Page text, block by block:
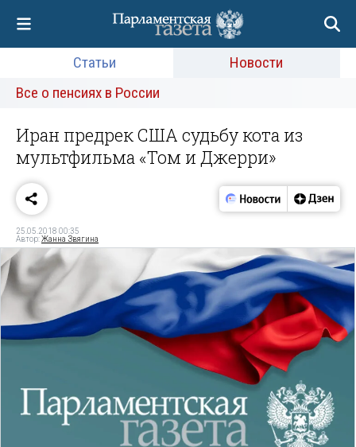
Статьи
Новости
Все о пенсиях в России
Иран предрек США судьбу кота из
мультфильма «Том и Джерри»
25.05.2018 00:35
Автор:Жанна Звягина